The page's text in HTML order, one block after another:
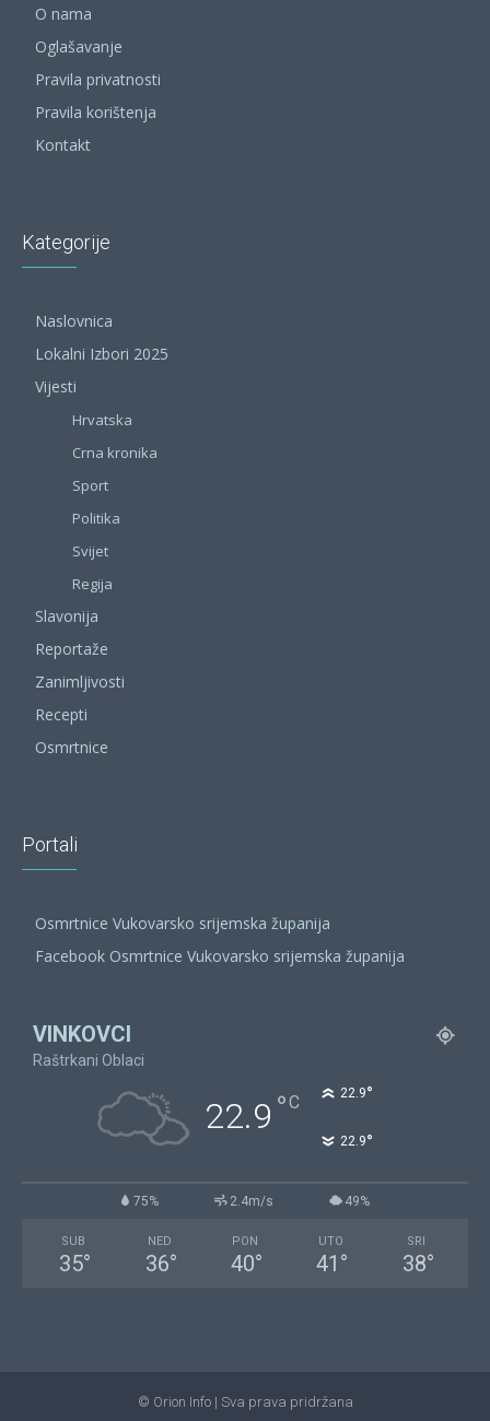
O nama
Oglašavanje
Pravila privatnosti
Pravila korištenja
Kontakt
Kategorije
Naslovnica
Lokalni Izbori 2025
Vijesti
Hrvatska
Crna kronika
Sport
Politika
Svijet
Regija
Slavonija
Reportaže
Zanimljivosti
Recepti
Osmrtnice
Portali
Osmrtnice Vukovarsko srijemska županija
Facebook Osmrtnice Vukovarsko srijemska županija
VINKOVCI
Raštrkani Oblaci
22.9 °C 22.9°
22.9°
75% 2.4m/s 49%
SUB
35°
NED
36°
PON
40°
UTO
41 °
SRI
38°
© Orion Info | Sva prava pridržana